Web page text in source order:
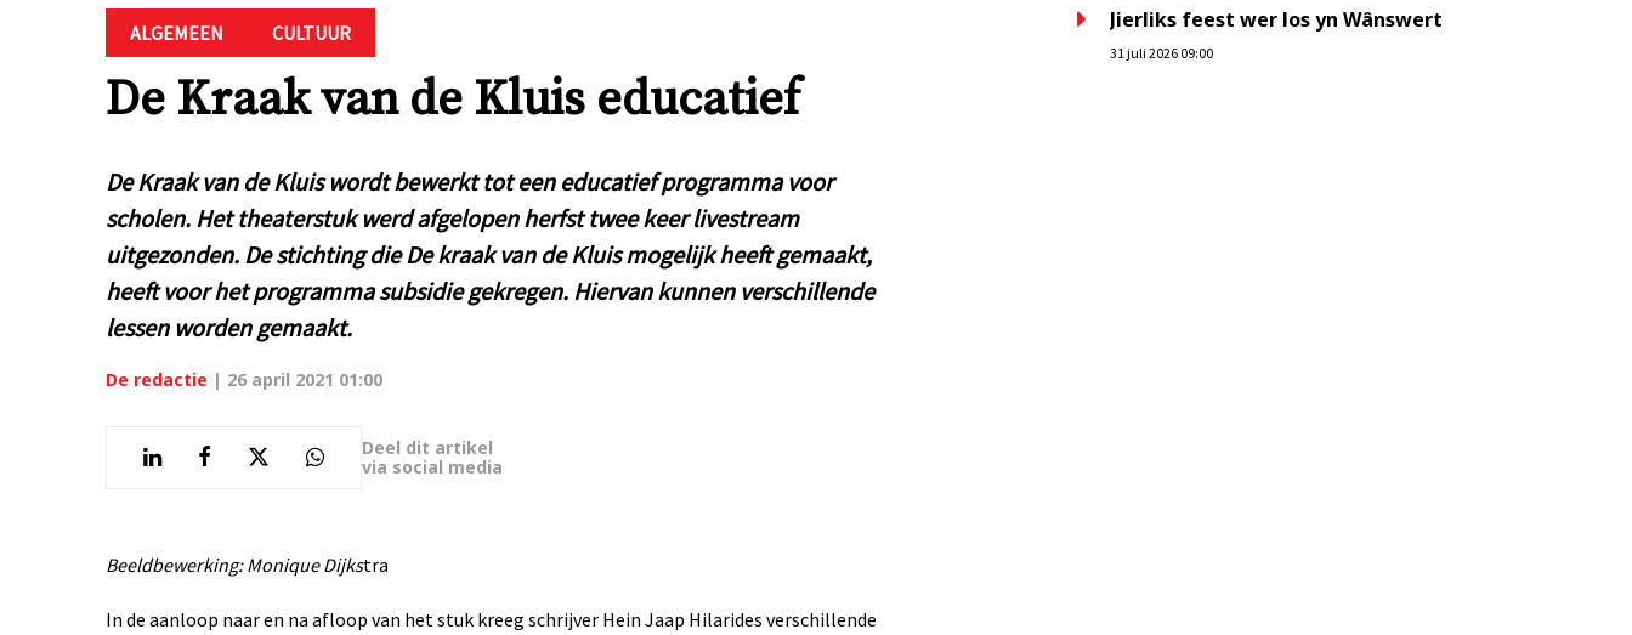
ALGEMEEN CULTUUR
De Kraak van de Kluis educatief
De Kraak van de Kluis wordt bewerkt tot een educatief programma voor
scholen. Het theaterstuk werd afgelopen herfst twee keer livestream
uitgezonden. De stichting die De kraak van de Kluis mogelijk heeft gemaakt,
heeft voor het programma subsidie gekregen. Hiervan kunnen verschillende
lessen worden gemaakt.
De redactie | 26 april 2021 01:00
Deel dit artikel
via social media
Beeldbewerking: Monique Dijkstra
In de aanloop naar en na afloop van het stuk kreeg schrijver Hein Jaap Hilarides verschillende
Jierliks feest wer los yn Wânswert
31 juli 2026 09:00